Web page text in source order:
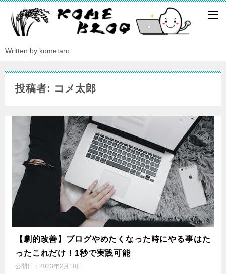
Written by kometaro
投稿者: コメ太郎
【劇的改善】ブログやめたくなった時にやる事はた
ったこれだけ！1秒で実践可能
公開日： 2023年2月18日